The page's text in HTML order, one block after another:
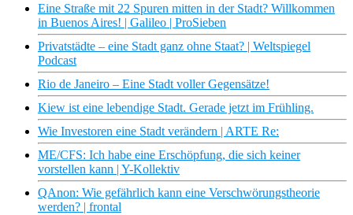
Eine Straße mit 22 Spuren mitten in der Stadt? Willkommen
in Buenos Aires! | Galileo | ProSieben
Privatstädte – eine Stadt ganz ohne Staat? | Weltspiegel
Podcast
Rio de Janeiro – Eine Stadt voller Gegensätze!
Kiew ist eine lebendige Stadt. Gerade jetzt im Frühling.
Wie Investoren eine Stadt verändern | ARTE Re:
ME/CFS: Ich habe eine Erschöpfung, die sich keiner
vorstellen kann | Y-Kollektiv
QAnon: Wie gefährlich kann eine Verschwörungstheorie
werden? | frontal